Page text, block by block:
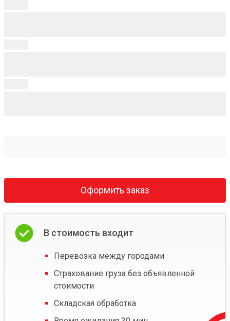
Оформить заказ
В стоимость входит
Перевозка между городами
Страхование груза без объявленной
стоимости
Складская обработка